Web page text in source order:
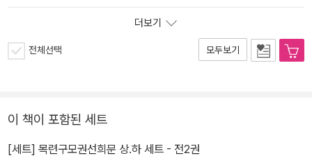
더보기
전체선택 모두보기
이 책이 포함된 세트
[세트] 목련구모권선희문 상.하 세트 - 전2권